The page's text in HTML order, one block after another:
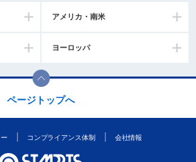
アメリカ・南米
ヨーロッパ
ページトップへ
コンプライアンス体制 会社情報